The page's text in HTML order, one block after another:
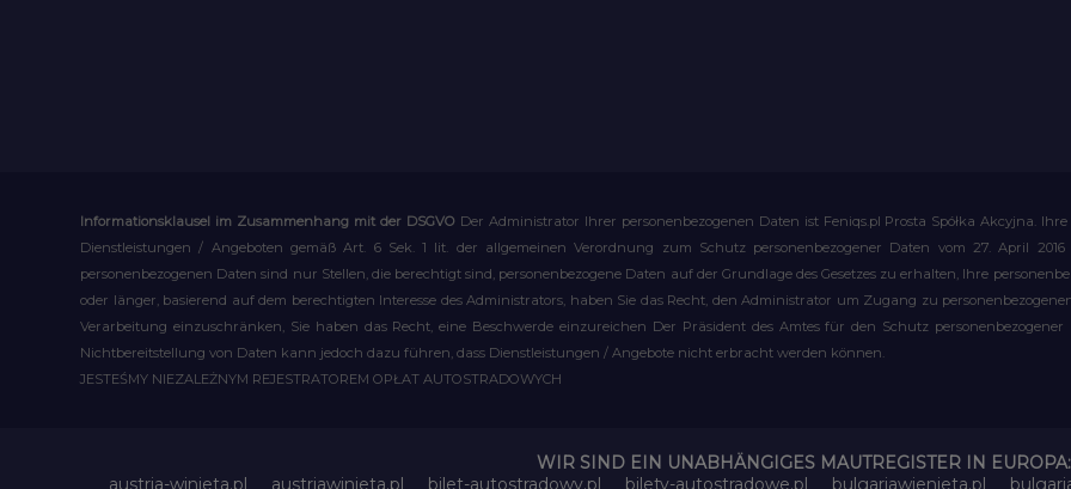
Informationsklausel im Zusammenhang mit der DSGVO Der Administrator Ihrer personenbezogenen Daten ist Feniqs.pl Prosta Spółka Akcyjna.
Dienstleistungen / Angeboten gemäß Art. 6 Sek. 1 lit. der allgemeinen Verordnung zum Schutz personenbezogener Daten vom 27. April
personenbezogenen Daten sind nur Stellen, die berechtigt sind, personenbezogene Daten auf der Grundlage des Gesetzes zu erhalten, Ihre
oder länger, basierend auf dem berechtigten Interesse des Administrators, haben Sie das Recht, den Administrator um Zugang zu
Verarbeitung einzuschränken, Sie haben das Recht, eine Beschwerde einzureichen Der Präsident des Amtes für den Schutz
Nichtbereitstellung von Daten kann jedoch dazu führen, dass Dienstleistungen / Angebote nicht erbracht werden können.
JESTEŚMY NIEZALEŻNYM REJESTRATOREM OPŁAT AUTOSTRADOWYCH
WIR SIND EIN UNABHÄNGIGES MAUTREGISTER IN EUROPA:
austria-winieta.pl
austriawinieta.pl bilet-autostradowy.pl bilety-autostradowe.pl bulgariawienieta.pl